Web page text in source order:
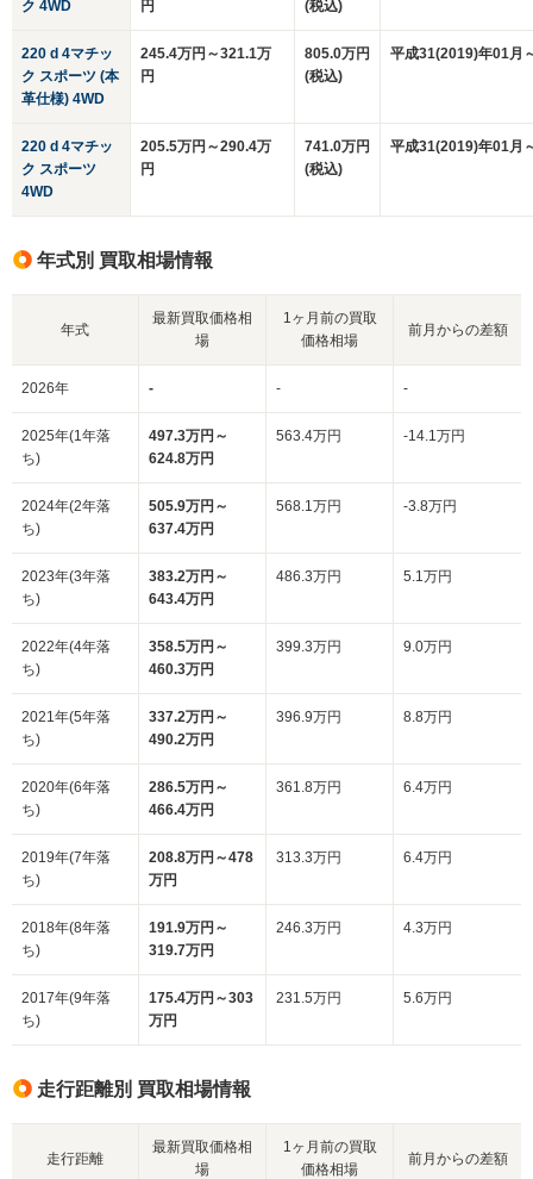
ク 4WD 円 (税込)
220 d 4マチッ
ク スポーツ (本
革仕様) 4WD
245.4万円～321.1万
円
805.0万円
(税込)
平成31(2019)年01月
220 d 4マチッ
ク スポーツ
4WD
205.5万円～290.4万
円
741.0万円
(税込)
平成31(2019)年01月
年式別 買取相場情報
年式
最新買取価格相
場
1ヶ月前の買取
価格相場
前月からの差額
2026年 - - -
2025年(1年落
ち)
497.3万円～
624.8万円
563.4万円 -14.1万円
2024年(2年落
ち)
505.9万円～
637.4万円
568.1万円 -3.8万円
2023年(3年落
ち)
383.2万円～
643.4万円
486.3万円 5.1万円
2022年(4年落
ち)
358.5万円～
460.3万円
399.3万円 9.0万円
2021年(5年落
ち)
337.2万円～
490.2万円
396.9万円 8.8万円
2020年(6年落
ち)
286.5万円～
466.4万円
361.8万円 6.4万円
2019年(7年落
ち)
208.8万円～478
万円
313.3万円 6.4万円
2018年(8年落
ち)
191.9万円～
319.7万円
246.3万円 4.3万円
2017年(9年落
ち)
175.4万円～303
万円
231.5万円 5.6万円
走行距離別 買取相場情報
走行距離
最新買取価格相
場
1ヶ月前の買取
価格相場
前月からの差額